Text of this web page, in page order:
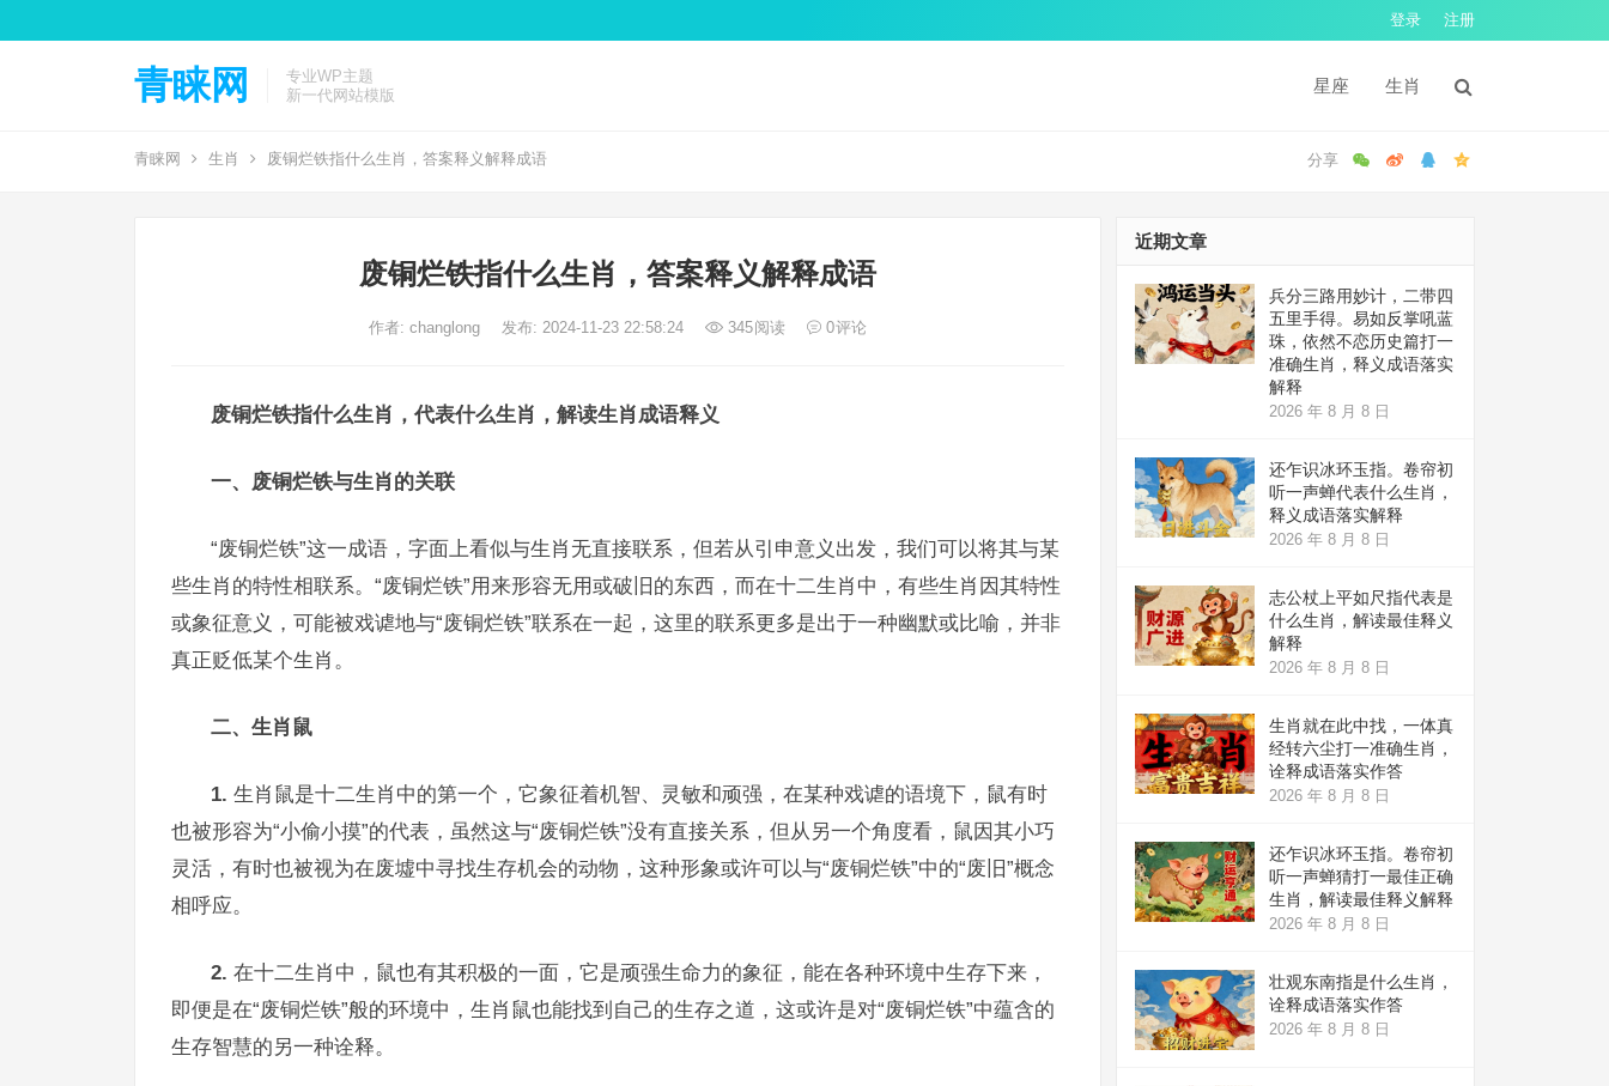
登录 注册
青睐网
专业WP主题
新一代网站模版
星座 生肖
青睐网 生肖 废铜烂铁指什么生肖，答案释义解释成语
废铜烂铁指什么生肖，答案释义解释成语
作者: changlong 发布: 2024-11-23 22:58:24 345阅读 0评论
废铜烂铁指什么生肖，代表什么生肖，解读生肖成语释义
一、废铜烂铁与生肖的关联
“废铜烂铁”这一成语，字面上看似与生肖无直接联系，但若从引申意义出发，我们可以将其与某
些生肖的特性相联系。“废铜烂铁”用来形容无用或破旧的东西，而在十二生肖中，有些生肖因其特性
或象征意义，可能被戏谑地与“废铜烂铁”联系在一起，这里的联系更多是出于一种幽默或比喻，并非
真正贬低某个生肖。
二、生肖鼠
1. 生肖鼠是十二生肖中的第一个，它象征着机智、灵敏和顽强，在某种戏谑的语境下，鼠有时
也被形容为“小偷小摸”的代表，虽然这与“废铜烂铁”没有直接关系，但从另一个角度看，鼠因其小巧
灵活，有时也被视为在废墟中寻找生存机会的动物，这种形象或许可以与“废铜烂铁”中的“废旧”概念
相呼应。
2. 在十二生肖中，鼠也有其积极的一面，它是顽强生命力的象征，能在各种环境中生存下来，
即便是在“废铜烂铁”般的环境中，生肖鼠也能找到自己的生存之道，这或许是对“废铜烂铁”中蕴含的
生存智慧的另一种诠释。
近期文章
兵分三路用妙计，二带四
五里手得。易如反掌吼蓝
珠，依然不恋历史篇打一
准确生肖，释义成语落实
解释
2026 年 8 月 8 日
还乍识冰环玉指。卷帘初
听一声蝉代表什么生肖，
释义成语落实解释
2026 年 8 月 8 日
志公杖上平如尺指代表是
什么生肖，解读最佳释义
解释
2026 年 8 月 8 日
生肖就在此中找，一体真
经转六尘打一准确生肖，
诠释成语落实作答
2026 年 8 月 8 日
还乍识冰环玉指。卷帘初
听一声蝉猜打一最佳正确
生肖，解读最佳释义解释
2026 年 8 月 8 日
壮观东南指是什么生肖，
诠释成语落实作答
2026 年 8 月 8 日